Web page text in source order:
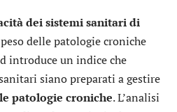
dei sistemi sanitari di
delle patologie croniche
introduce un indice che
siano preparati a gestire
patologie croniche. L’analisi